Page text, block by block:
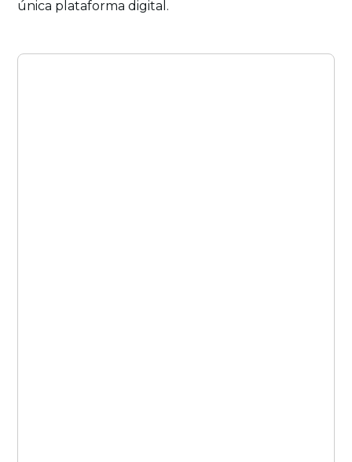
única plataforma digital.